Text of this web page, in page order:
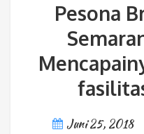
Pesona
Juni 25, 2018